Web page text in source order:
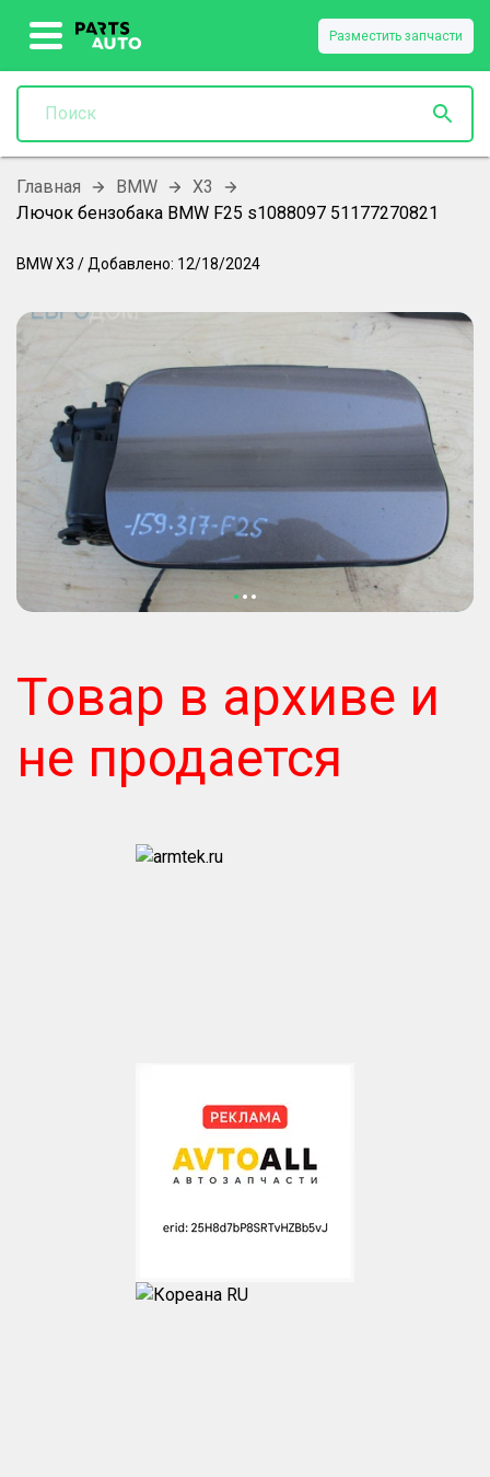
Разместить запчасти
Главная BMW
X3
Лючок бензобака BMW F25 s1088097 51177270821
BMWX3 / Добавлено: 12/18/2024
Товар в архиве и
не продается